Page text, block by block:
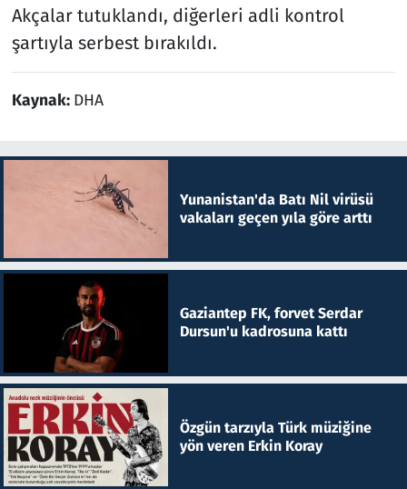
Akçalar tutuklandı, diğerleri adli kontrol
şartıyla serbest bırakıldı.
Kaynak: DHA
Yunanistan'da Batı Nil virüsü
vakaları geçen yıla göre arttı
Gaziantep FK, forvet Serdar
Dursun'u kadrosuna kattı
Özgün tarzıyla Türk müziğine
yön veren Erkin Koray